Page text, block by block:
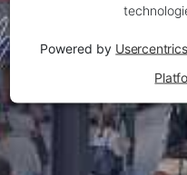
Powered by